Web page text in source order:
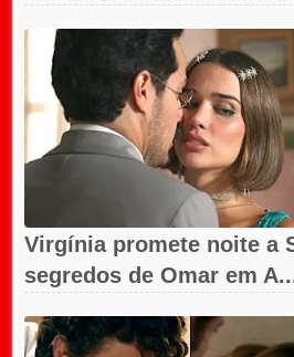
Virgínia promete noite a
segredos de Omar em